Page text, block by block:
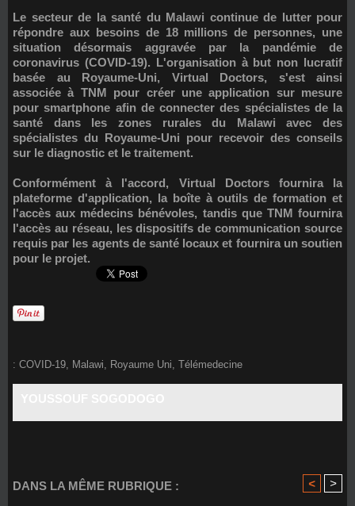
Le secteur de la santé du Malawi continue de lutter pour
répondre aux besoins de 18 millions de personnes, une
situation désormais aggravée par la pandémie de
coronavirus (COVID-19). L'organisation à but non lucratif
basée au Royaume-Uni, Virtual Doctors, s'est ainsi
associée à TNM pour créer une application sur mesure
pour smartphone afin de connecter des spécialistes de la
santé dans les zones rurales du Malawi avec des
spécialistes du Royaume-Uni pour recevoir des conseils
sur le diagnostic et le traitement.
Conformément à l'accord, Virtual Doctors fournira la
plateforme d'application, la boîte à outils de formation et
l'accès aux médecins bénévoles, tandis que TNM fournira
l'accès au réseau, les dispositifs de communication source
requis par les agents de santé locaux et fournira un soutien
pour le projet.
: COVID-19 Malawi Royaume Uni Télémedecine
DANS LA MÊME RUBRIQUE : < >